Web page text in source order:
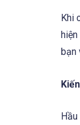
Khi
bạn